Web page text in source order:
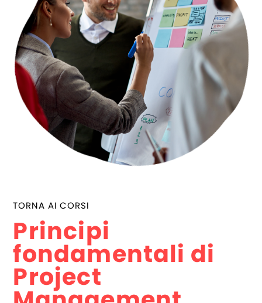
TORNA AI CORSI
Principi
fondamentali di
Project